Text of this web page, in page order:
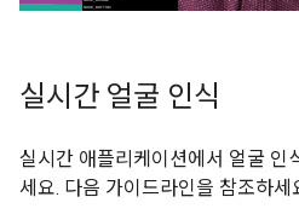
실시간 얼굴 인식
실시간 애플리케이션에서 얼굴 인
세요. 다음 가이드라인을 참조하세